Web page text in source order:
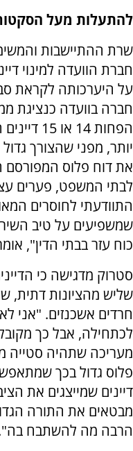
להתעלות מעל
שרת ההתיישבות
חברת הוועדה למינוי
על היערכותה לקראת
חברה בוועדה כנציגת
הפחות 14
יותר, מפני שהצורך
את דוח פלוס המפורסם
לבתי המשפט, פערים
התוודעתי לחוסרים
שמשפיעים על טיב
כוח עזר בבתי הדין",
סטרוק מדגישה כי
שליש מהציונות דתית,
חרדים אשכנזים. "אני
לכתחילה, אבל כך
מעריכה שתהיה סטייה
פלוס גדול בכך
דיינים שמייצגים את
מבטאים את התורה
הרבה מה להשתבח